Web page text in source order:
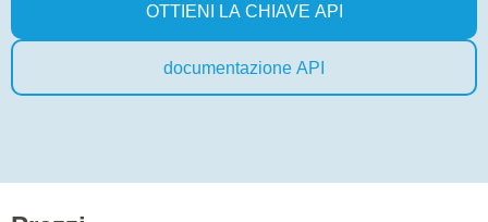
OTTIENI LA CHIAVE API
documentazione API